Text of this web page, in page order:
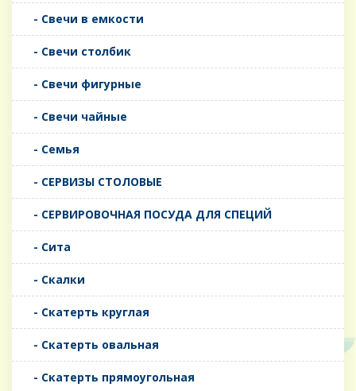
- Свечи в емкости
- Свечи столбик
- Свечи фигурные
- Свечи чайные
- Семья
- СЕРВИЗЫ СТОЛОВЫЕ
- СЕРВИРОВОЧНАЯ ПОСУДА ДЛЯ СПЕЦИЙ
- Сита
- Скалки
- Скатерть круглая
- Скатерть овальная
- Скатерть прямоугольная